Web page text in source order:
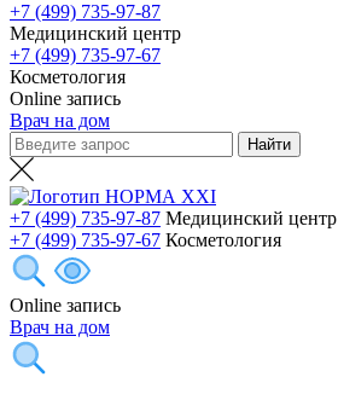
+7 (499) 735-97-87
Медицинский центр
+7 (499) 735-97-67
Косметология
Online запись
Врач на дом
+7 (499) 735-97-87 Медицинский центр
+7 (499) 735-97-67 Косметология
Online запись
Врач на дом